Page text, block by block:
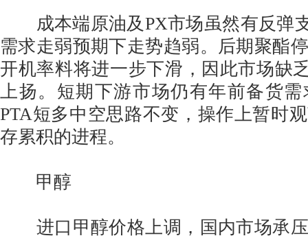
成本端原油及PX市场虽然有反弹
需求走弱预期下走势趋弱。后期聚酯
开机率料将进一步下滑，因此市场缺
上扬。短期下游市场仍有年前备货
PTA短多中空思路不变，操作上暂时
存累积的进程。
甲醇
进口甲醇价格上调，国内市场承压